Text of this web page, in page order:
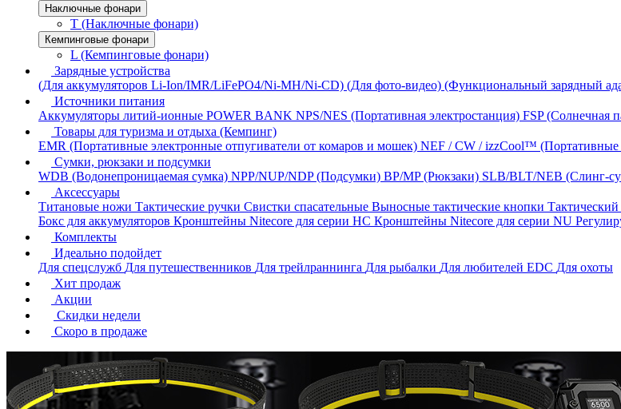
Наключные фонари
T (Наключные фонари)
Кемпинговые фонари
L (Кемпинговые фонари)
Зарядные устройства
(Для аккумуляторов Li-Ion/IMR/LiFePO4/Ni-MH/Ni-CD) (Для фото-видео) (Функциональный зарядный
Источники питания
Аккумуляторы литий-ионные POWER BANK NPS/NES (Портативная электростанция) FSP (Солнечная
Товары для туризма и отдыха (Кемпинг)
EMR (Портативные электронные отпугиватели от комаров и мошек) NEF / CW / izzCool™ (Портативные
Сумки, рюкзаки и подсумки
WDB (Водонепроницаемая сумка) NPP/NUP/NDP (Подсумки) BP/MP (Рюкзаки) SLB/BLT/NEB (Слинг-
Аксессуары
Титановые ножи Тактические ручки Свистки спасательные Выносные тактические кнопки Тактический
Бокс для аккумуляторов Кронштейны Nitecore для серии HС Кронштейны Nitecore для серии NU
Комплекты
Идеально подойдет
Для спецслужб Для путешественников Для трейлраннинга Для рыбалки Для любителей EDC Для охоты
Хит продаж
Акции
Скидки недели
Скоро в продаже